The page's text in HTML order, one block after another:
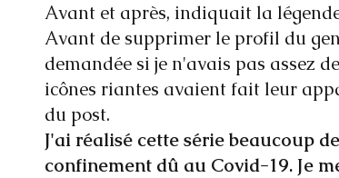
Avant et après, indiquait la
Avant de supprimer le profil du
demandée si je n'avais pas assez
icônes riantes avaient fait leur
du post.
J'ai réalisé cette série beaucoup
confinement dû au Covid-19. Je